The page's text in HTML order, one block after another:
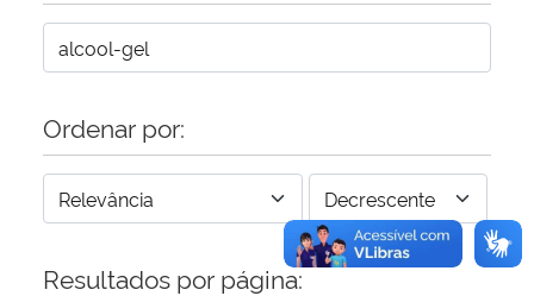
Ordenar por:
Resultados por página: